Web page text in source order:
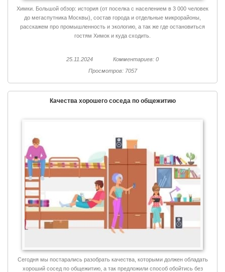
Химки. Большой обзор: история (от поселка с населением в 3 000 человек
до мегаспутника Москвы), состав города и отдельные микрорайоны,
расскажем про промышленность и экологию, а так же где остановиться
гостям Химок и куда сходить.
25.11.2024
Комментариев: 0
Просмотров: 7057
Качества хорошего соседа по общежитию
Сегодня мы постарались разобрать качества, которыми должен обладать
хороший сосед по общежитию, а так предложили способ обойтись без